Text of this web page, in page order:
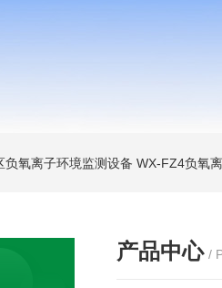
负氧离子环境监测设备 WX-FZ4负氧
产品中心 /